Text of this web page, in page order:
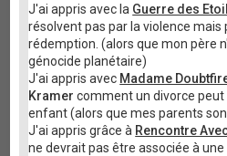
J'ai appris avec la Guerre des
résolvent pas par la violence mais
rédemption. (alors que mon père
génocide planétaire)
J'ai appris avec Madame
Kramer comment un divorce
enfant (alors que mes parents
J'ai appris grâce à Rencontre
ne devrait pas être associée à